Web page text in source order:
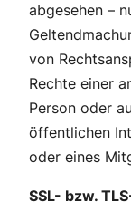
abgesehen –
von
Rechte einer
Person oder
öffentlichen
oder eines
SSL- bzw.